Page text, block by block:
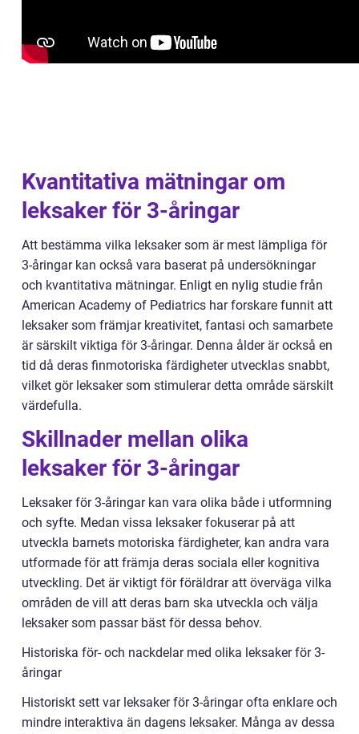
Kvantitativa mätningar om
leksaker för 3-åringar
Att bestämma vilka leksaker som är mest lämpliga för
3-åringar kan också vara baserat på undersökningar
och kvantitativa mätningar. Enligt en nylig studie från
American Academy of Pediatrics har forskare funnit att
leksaker som främjar kreativitet, fantasi och samarbete
är särskilt viktiga för 3-åringar. Denna ålder är också en
tid då deras finmotoriska färdigheter utvecklas snabbt,
vilket gör leksaker som stimulerar detta område särskilt
värdefulla.
Skillnader mellan olika
leksaker för 3-åringar
Leksaker för 3-åringar kan vara olika både i utformning
och syfte. Medan vissa leksaker fokuserar på att
utveckla barnets motoriska färdigheter, kan andra vara
utformade för att främja deras sociala eller kognitiva
utveckling. Det är viktigt för föräldrar att överväga vilka
områden de vill att deras barn ska utveckla och välja
leksaker som passar bäst för dessa behov.
Historiska för- och nackdelar med olika leksaker för 3-
åringar
Historiskt sett var leksaker för 3-åringar ofta enklare och
mindre interaktiva än dagens leksaker. Många av dessa